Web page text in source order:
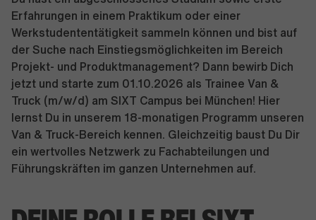
Erfahrungen in einem Praktikum oder einer
Werkstudententätigkeit sammeln können und bist auf
der Suche nach Einstiegsmöglichkeiten im Bereich
Projekt- und Produktmanagement? Dann bewirb Dich
jetzt und starte zum 01.10.2026 als Trainee Van &
Truck (m/w/d) am SIXT Campus bei München! Hier
lernst Du in unserem 18-monatigen Programm unseren
Van & Truck-Bereich kennen. Gleichzeitig baust Du Dir
ein wertvolles Netzwerk zu Fachabteilungen und
Führungskräften im ganzen Unternehmen auf.